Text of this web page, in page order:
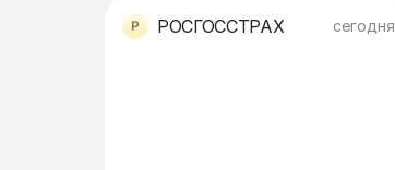
РОСГОССТРАХ сегодня